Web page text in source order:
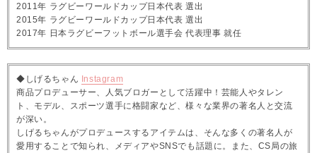
2011年 ラグビーワールドカップ日本代表 選出
2015年 ラグビーワールドカップ日本代表 選出
2017年 日本ラグビーフットボール選手会 代表理事 就任
◆しげるちゃん Instagram
商品プロデューサー、人気ブロガーとして活躍中！芸能人やタレン
ト、モデル、スポーツ選手に格闘家など、様々な業界の著名人と交流
が深い。
しげるちゃんがプロデュースするアイテムは、そんな多くの著名人が
愛用することで知られ、メディアやSNSでも話題に。また、CS局の旅